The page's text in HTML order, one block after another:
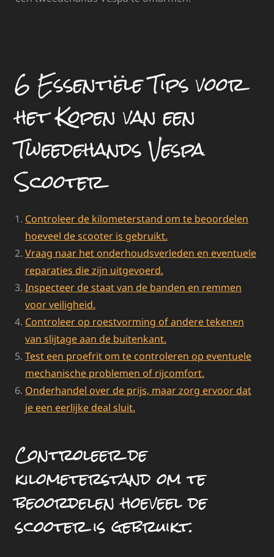
6 Essentiële Tips voor
het Kopen van een
Tweedehands Vespa
Scooter
Controleer de kilometerstand om te beoordelen
hoeveel de scooter is gebruikt.
Vraag naar het onderhoudsverleden en eventuele
reparaties die zijn uitgevoerd.
Inspecteer de staat van de banden en remmen
voor veiligheid.
Controleer op roestvorming of andere tekenen
van slijtage aan de buitenkant.
Test een proefrit om te controleren op eventuele
mechanische problemen of rijcomfort.
Onderhandel over de prijs, maar zorg ervoor dat
je een eerlijke deal sluit.
Controleer de
kilometerstand om te
beoordelen hoeveel de
scooter is gebruikt.